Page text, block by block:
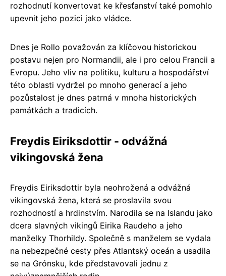
rozhodnutí konvertovat ke křesťanství také pomohlo
upevnit jeho pozici jako vládce.
Dnes je Rollo považován za klíčovou historickou
postavu nejen pro Normandii, ale i pro celou Francii a
Evropu. Jeho vliv na politiku, kulturu a hospodářství
této oblasti vydržel po mnoho generací a jeho
pozůstalost je dnes patrná v mnoha historických
památkách a tradicích.
Freydis Eiriksdottir - odvážná
vikingovská žena
Freydis Eiriksdottir byla neohrožená a odvážná
vikingovská žena, která se proslavila svou
rozhodností a hrdinstvím. Narodila se na Islandu jako
dcera slavných vikingů Eirika Raudeho a jeho
manželky Thorhildy. Společně s manželem se vydala
na nebezpečné cesty přes Atlantský oceán a usadila
se na Grónsku, kde představovali jednu z